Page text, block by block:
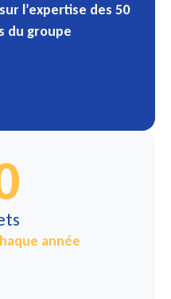
l’expertise des 50
du groupe
année